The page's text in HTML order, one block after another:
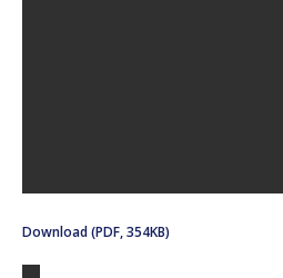
Download (PDF, 354KB)